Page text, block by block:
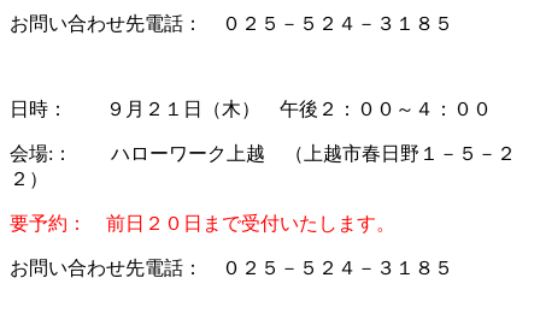
お問い合わせ先電話： ０２５－５２４－３１８５
日時： ９月２１日（木） 午後２：００～４：００
会場:： ハローワーク上越 （上越市春日野１－５－２
２）
要予約： 前日２０日まで受付いたします。
お問い合わせ先電話： ０２５－５２４－３１８５